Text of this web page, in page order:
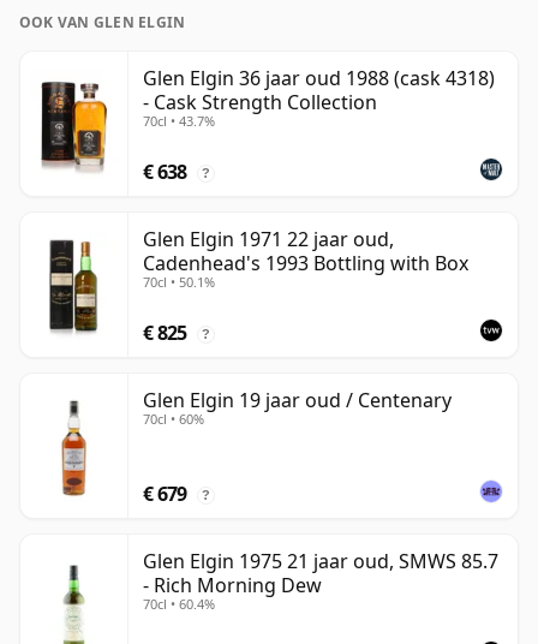
OOK VAN GLEN ELGIN
Glen Elgin 36 jaar oud 1988 (cask 4318)
- Cask Strength Collection
70cl • 43.7%
€ 638 ?
Glen Elgin 1971 22 jaar oud,
Cadenhead's 1993 Bottling with Box
70cl • 50.1%
€ 825 ?
Glen Elgin 19 jaar oud / Centenary
70cl • 60%
€ 679 ?
Glen Elgin 1975 21 jaar oud, SMWS 85.7
- Rich Morning Dew
70cl • 60.4%